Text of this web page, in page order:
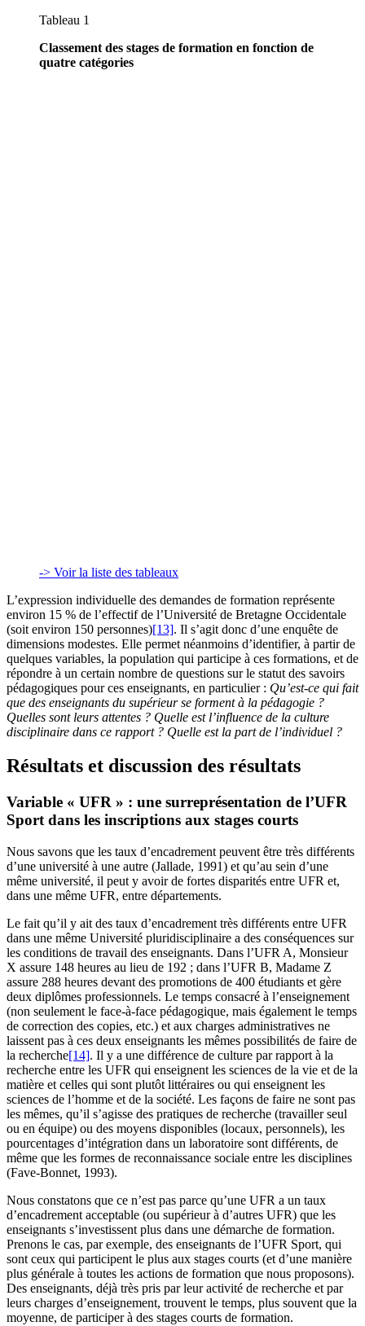
Tableau 1
Classement des stages de formation en fonction de
quatre catégories
-> Voir la liste des tableaux
L’expression individuelle des demandes de formation représente
environ 15 % de l’effectif de l’Université de Bretagne Occidentale
(soit environ 150 personnes)[13]. Il s’agit donc d’une enquête de
dimensions modestes. Elle permet néanmoins d’identifier, à partir de
quelques variables, la population qui participe à ces formations, et de
répondre à un certain nombre de questions sur le statut des savoirs
pédagogiques pour ces enseignants, en particulier : Qu’est-ce qui fait
que des enseignants du supérieur se forment à la pédagogie ?
Quelles sont leurs attentes ? Quelle est l’influence de la culture
disciplinaire dans ce rapport ? Quelle est la part de l’individuel ?
Résultats et discussion des résultats
Variable « UFR » : une surreprésentation de l’UFR
Sport dans les inscriptions aux stages courts
Nous savons que les taux d’encadrement peuvent être très différents
d’une université à une autre (Jallade, 1991) et qu’au sein d’une
même université, il peut y avoir de fortes disparités entre UFR et,
dans une même UFR, entre départements.
Le fait qu’il y ait des taux d’encadrement très différents entre UFR
dans une même Université pluridisciplinaire a des conséquences sur
les conditions de travail des enseignants. Dans l’UFR A, Monsieur
X assure 148 heures au lieu de 192 ; dans l’UFR B, Madame Z
assure 288 heures devant des promotions de 400 étudiants et gère
deux diplômes professionnels. Le temps consacré à l’enseignement
(non seulement le face-à-face pédagogique, mais également le temps
de correction des copies, etc.) et aux charges administratives ne
laissent pas à ces deux enseignants les mêmes possibilités de faire de
la recherche[14]. Il y a une différence de culture par rapport à la
recherche entre les UFR qui enseignent les sciences de la vie et de la
matière et celles qui sont plutôt littéraires ou qui enseignent les
sciences de l’homme et de la société. Les façons de faire ne sont pas
les mêmes, qu’il s’agisse des pratiques de recherche (travailler seul
ou en équipe) ou des moyens disponibles (locaux, personnels), les
pourcentages d’intégration dans un laboratoire sont différents, de
même que les formes de reconnaissance sociale entre les disciplines
(Fave-Bonnet, 1993).
Nous constatons que ce n’est pas parce qu’une UFR a un taux
d’encadrement acceptable (ou supérieur à d’autres UFR) que les
enseignants s’investissent plus dans une démarche de formation.
Prenons le cas, par exemple, des enseignants de l’UFR Sport, qui
sont ceux qui participent le plus aux stages courts (et d’une manière
plus générale à toutes les actions de formation que nous proposons).
Des enseignants, déjà très pris par leur activité de recherche et par
leurs charges d’enseignement, trouvent le temps, plus souvent que la
moyenne, de participer à des stages courts de formation.